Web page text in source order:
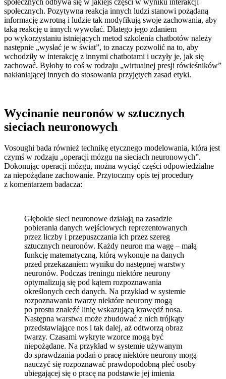
społecznych. Pozytywna reakcja innych ludzi stanowi pożądaną
informację zwrotną i ludzie tak modyfikują swoje zachowania, aby
taką reakcję u innych wywołać. Dlatego jego zdaniem
po wykorzystaniu istniejących metod szkolenia chatbotów należy
następnie „wysłać je w świat”, to znaczy pozwolić na to, aby
wchodziły w interakcję z innymi chatbotami i uczyły je, jak się
zachować. Byłoby to coś w rodzaju „wirtualnej presji rówieśników”
nakłaniającej innych do stosowania przyjętych zasad etyki.
Wycinanie neuronów w sztucznych
sieciach neuronowych
Vosoughi bada również technikę etycznego modelowania, która jest
czymś w rodzaju „operacji mózgu na sieciach neuronowych”.
Dokonując operacji mózgu, można wyciąć części odpowiedzialne
za niepożądane zachowanie. Przytoczmy opis tej procedury
z komentarzem badacza:
Głębokie sieci neuronowe działają na zasadzie
pobierania danych wejściowych reprezentowanych
przez liczby i przepuszczania ich przez szereg
sztucznych neuronów. Każdy neuron ma wagę – małą
funkcję matematyczną, którą wykonuje na danych
przed przekazaniem wyniku do następnej warstwy
neuronów. Podczas treningu niektóre neurony
optymalizują się pod kątem rozpoznawania
określonych cech danych. Na przykład w systemie
rozpoznawania twarzy niektóre neurony mogą
po prostu znaleźć linię wskazującą krawędź nosa.
Następna warstwa może zbudować z nich trójkąty
przedstawiające nos i tak dalej, aż odtworzą obraz
twarzy. Czasami wykryte wzorce mogą być
niepożądane. Na przykład w systemie używanym
do sprawdzania podań o pracę niektóre neurony mogą
nauczyć się rozpoznawać prawdopodobną płeć osoby
ubiegającej się o pracę na podstawie jej imienia